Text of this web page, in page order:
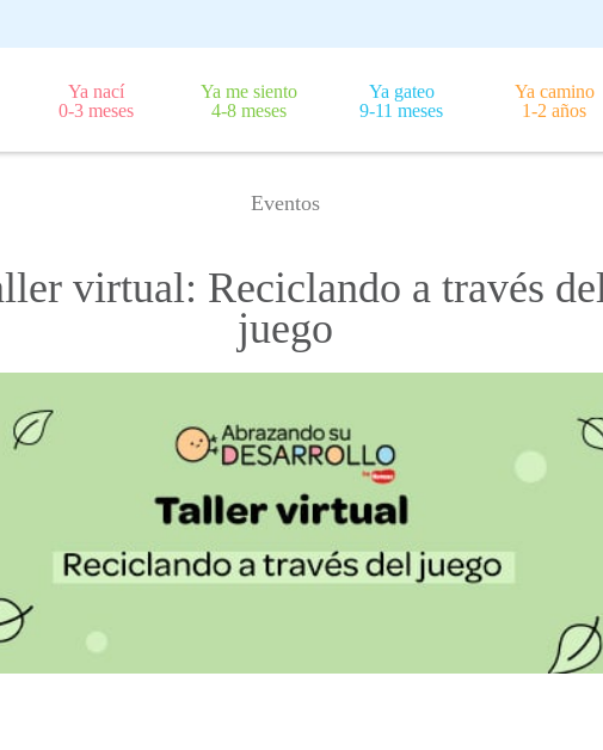
Ya nací
0-3 meses
Ya me siento
4-8 meses
Ya gateo
9-11 meses
Ya camino
1-2 años
Eventos
virtual: Reciclando a través del
juego